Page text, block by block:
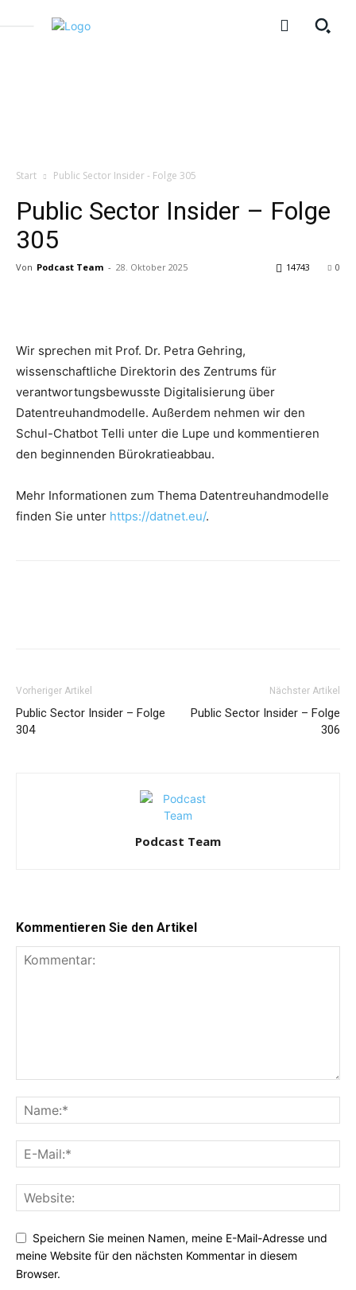
Start Public Sector Insider - Folge 305
Public Sector Insider – Folge
305
Von Podcast Team - 28. Oktober 2025 0
14743
Wir sprechen mit Prof. Dr. Petra Gehring,
wissenschaftliche Direktorin des Zentrums für
verantwortungsbewusste Digitalisierung über
Datentreuhandmodelle. Außerdem nehmen wir den
Schul-Chatbot Telli unter die Lupe und kommentieren
den beginnenden Bürokratieabbau.
Mehr Informationen zum Thema Datentreuhandmodelle
finden Sie unter https://datnet.eu/.
Vorheriger Artikel
Public Sector Insider – Folge
304
Nächster Artikel
Public Sector Insider – Folge
306
Podcast Team
Kommentieren Sie den Artikel
Speichern Sie meinen Namen, meine E-Mail-Adresse und
meine Website für den nächsten Kommentar in diesem
Browser.